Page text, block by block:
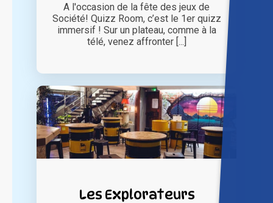
A l'occasion de la fête des jeux de
Société! Quizz Room, c’est le 1er quizz
immersif ! Sur un plateau, comme à la
télé, venez affronter [...]
Les Explorateurs